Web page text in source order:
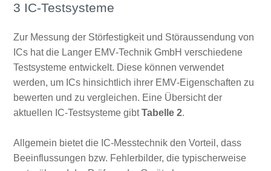
3 IC-Testsysteme
Zur Messung der Störfestigkeit und Störaussendung von
ICs hat die Langer EMV‑Technik GmbH verschiedene
Testsysteme entwickelt. Diese können verwendet
werden, um ICs hinsichtlich ihrer EMV‑Eigenschaften zu
bewerten und zu vergleichen. Eine Übersicht der
aktuellen IC‑Testsysteme gibtTabelle 2.
Allgemein bietet die IC‑Messtechnik den Vorteil, dass
Beeinflussungen bzw. Fehlerbilder, die typischerweise